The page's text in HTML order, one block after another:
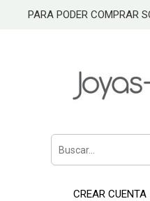
PARA PODER COMPRAR
CREAR CUENTA